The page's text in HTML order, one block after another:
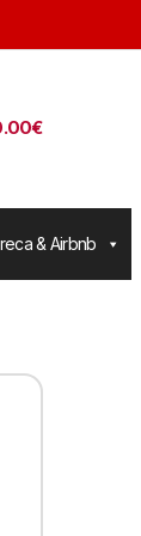
€
& Airbnb